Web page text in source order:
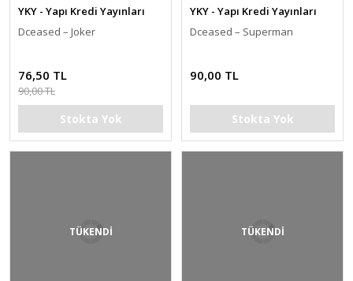
YKY - Yapı Kredi Yayınları
Dceased – Joker
76,50 TL
90,00 TL
Stokta Yok
YKY - Yapı Kredi Yayınları
Dceased – Superman
90,00 TL
Stokta Yok
TÜKENDİ TÜKENDİ